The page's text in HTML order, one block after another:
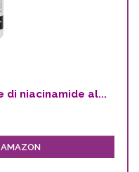
di niacinamide al...